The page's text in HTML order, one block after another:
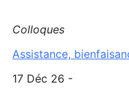
Colloques
Assistance,
17 Déc 26 -